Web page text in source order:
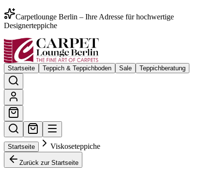
Carpetlounge Berlin – Ihre Adresse für hochwertige
Designerteppiche
Startseite Teppich & Teppichboden Sale Teppichberatung
Startseite Viskoseteppiche
Zurück zur Startseite